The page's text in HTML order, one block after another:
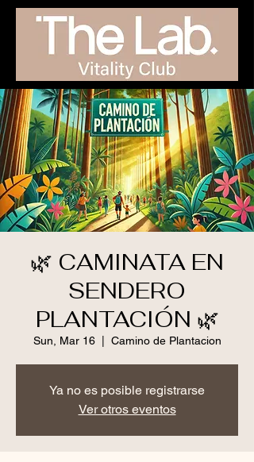
🌿 CAMINATA EN
SENDERO
PLANTACIÓN 🌿
Sun, Mar 16
  |
Camino de Plantacion
Ya no es posible registrarse
Ver otros eventos